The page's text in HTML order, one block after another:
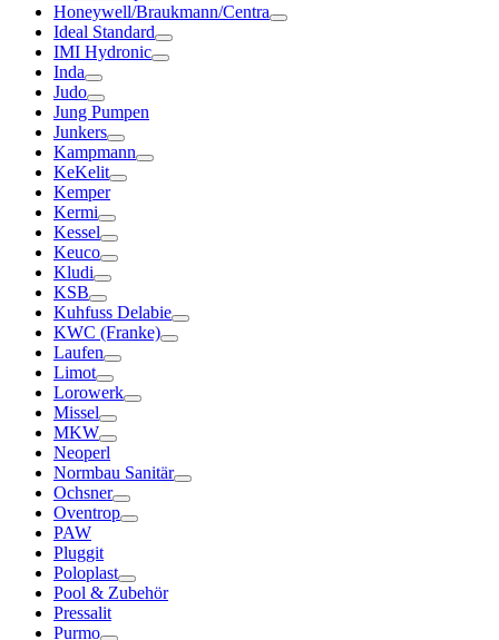
Honeywell/Braukmann/Centra
Ideal Standard
IMI Hydronic
Inda
Judo
Jung Pumpen
Junkers
Kampmann
KeKelit
Kemper
Kermi
Kessel
Keuco
Kludi
KSB
Kuhfuss Delabie
KWC (Franke)
Laufen
Limot
Lorowerk
Missel
MKW
Neoperl
Normbau Sanitär
Ochsner
Oventrop
PAW
Pluggit
Poloplast
Pool & Zubehör
Pressalit
Purmo